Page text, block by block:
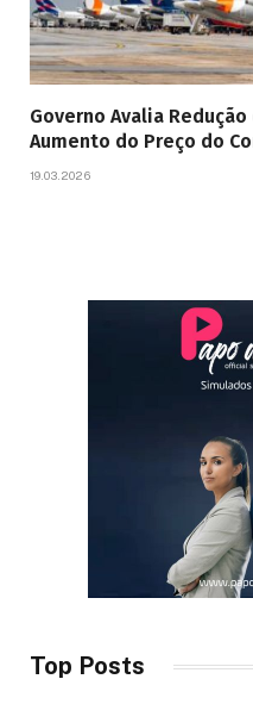
Governo Avalia
Aumento do Preço do
19.03.2026
Top Posts